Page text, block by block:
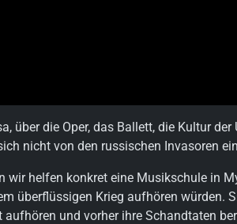
über die Oper, das Ballett, die Kultur
nicht von den russischen Invasoren
wir helfen konkret eine Musikschule in
überflüssigen Krieg aufhören würden.
und vorher ihre Schandtaten